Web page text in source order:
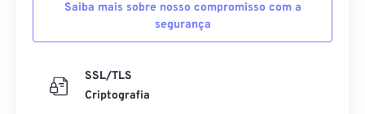
Saiba mais sobre nosso compromisso com a
segurança
SSL/TLS
Criptografia